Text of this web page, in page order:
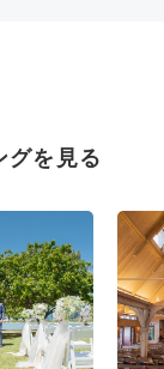
グを見る